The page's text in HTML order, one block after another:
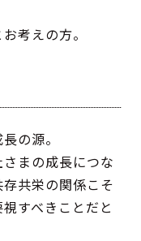
考えの方。
の源。
まの成長につな
共栄の関係こそ
すべきことだと